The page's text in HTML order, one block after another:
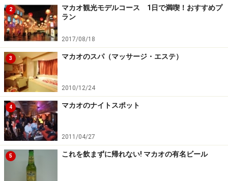
2
マカオ観光モデルコース 1日で満喫！おすすめプ
ラン
2017/08/18
3 マカオのスパ（マッサージ・エステ）
2010/12/24
4 マカオのナイトスポット
2011/04/27
5 これを飲まずに帰れない! マカオの有名ビール